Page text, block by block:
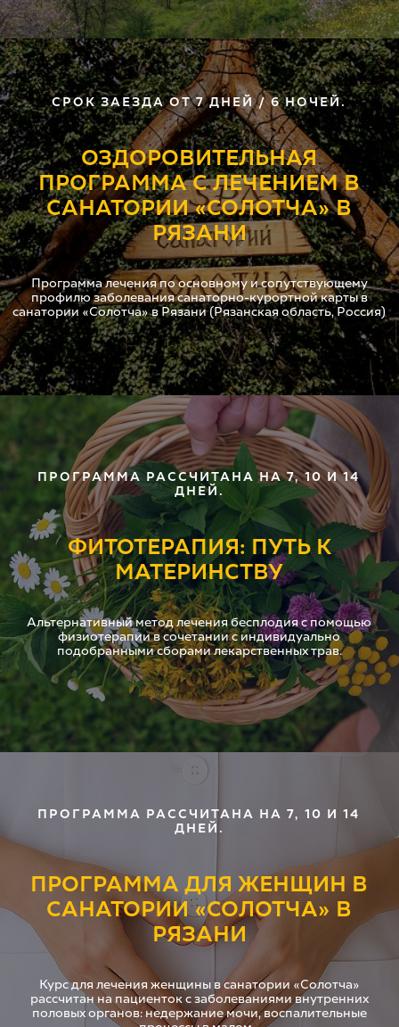
СРОК ЗАЕЗДА ОТ 7 ДНЕЙ / 6 НОЧЕЙ.
ОЗДОРОВИТЕЛЬНАЯ
ПРОГРАММА С ЛЕЧЕНИЕМ В
САНАТОРИИ «СОЛОТЧА» В
РЯЗАНИ
Программа лечения по основному и сопутствующему
профилю заболевания санаторно-курортной карты в
санатории «Солотча» в Рязани (Рязанская область, Россия)
ПРОГРАММА РАССЧИТАНА НА 7, 10 И 14
ДНЕЙ.
ФИТОТЕРАПИЯ: ПУТЬ К
МАТЕРИНСТВУ
Альтернативный метод лечения бесплодия с помощью
физиотерапии в сочетании с индивидуально
подобранными сборами лекарственных трав.
ПРОГРАММА РАССЧИТАНА НА 7, 10 И 14
ДНЕЙ.
ПРОГРАММА ДЛЯ ЖЕНЩИН В
САНАТОРИИ «СОЛОТЧА» В
РЯЗАНИ
Курс для лечения женщины в санатории «Солотча»
рассчитан на пациенток с заболеваниями внутренних
половых органов: недержание мочи, воспалительные